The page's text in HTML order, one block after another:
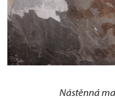
Nástěnná